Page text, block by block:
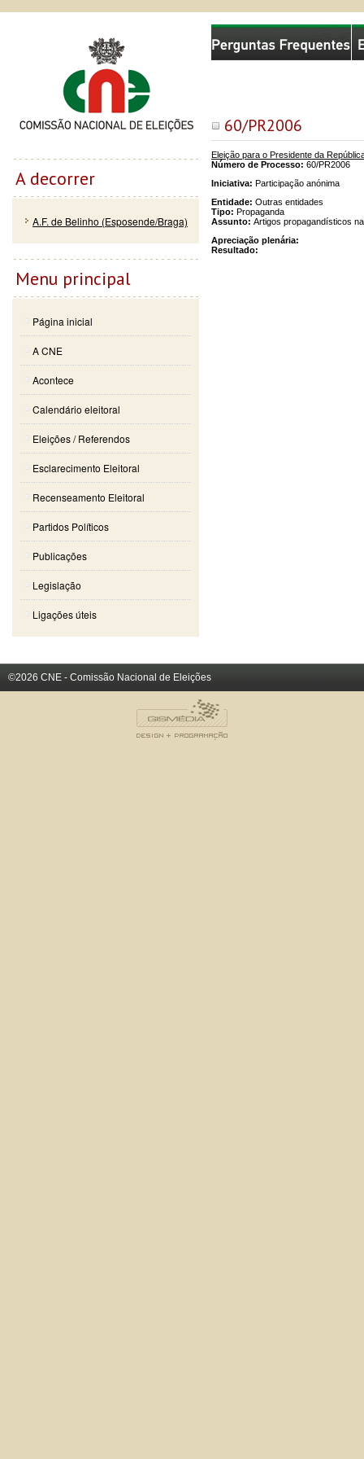
60/PR2006
Eleição para o Presidente da
Número de Processo: 60/PR2006
Iniciativa: Participação anónima
Entidade: Outras entidades
Tipo: Propaganda
Assunto: Artigos propagandísticos
Apreciação plenária:
Resultado:
Comissão Nacional de Eleições
A decorrer
A.F. de Belinho (Esposende/Braga)
Menu principal
Página inicial
A CNE
Acontece
Calendário eleitoral
Eleições / Referendos
Esclarecimento Eleitoral
Recenseamento Eleitoral
Partidos Políticos
Publicações
Legislação
Ligações úteis
©2026 CNE - Comissão Nacional de Eleições